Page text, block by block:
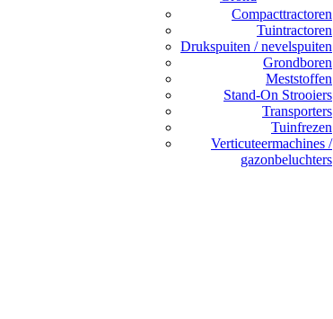
Compacttractoren
Tuintractoren
Drukspuiten / nevelspuiten
Grondboren
Meststoffen
Stand-On Strooiers
Transporters
Tuinfrezen
Verticuteermachines /
gazonbeluchters